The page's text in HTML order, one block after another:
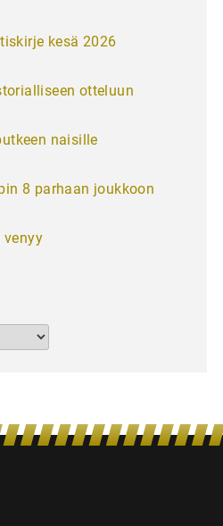
kesä 2026
otteluun
naisille
8 parhaan joukkoon